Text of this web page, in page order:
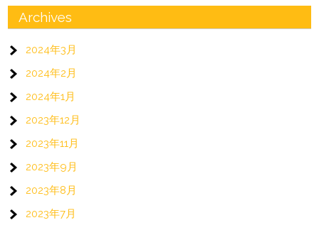
ー
シ
ョ
ン
Archives
2024年3月
2024年2月
2024年1月
2023年12月
2023年11月
2023年9月
2023年8月
2023年7月